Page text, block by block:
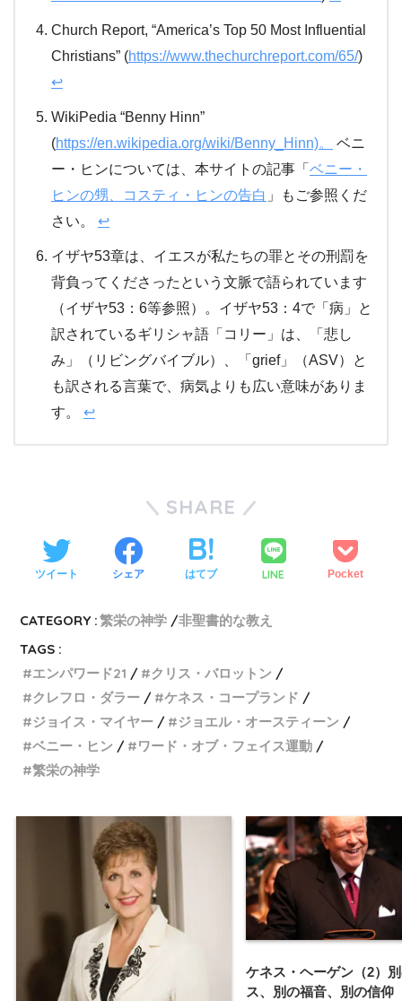
Church Report, “America’s Top 50 Most Influential
Christians” (https://www.thechurchreport.com/65/)
↩
WikiPedia “Benny Hinn”
(https://en.wikipedia.org/wiki/Benny_Hinn)。
ベニ
ー・ヒンについては、本サイトの記事「 ベニー・
ヒンの甥、コスティ・ヒンの告白 」もご参照くだ
さい。 ↩
イザヤ53章は、イエスが私たちの罪とその刑罰を
背負ってくださったという文脈で語られています
（イザヤ53：6等参照）。イザヤ53：4で「病」と
訳されているギリシャ語「コリー」は、「悲し
み」（リビングバイブル）、「grief」（ASV）と
も訳される言葉で、病気よりも広い意味がありま
す。 ↩
SHARE
ツイート シェア はてブ LINE Pocket
CATEGORY :繁栄の神学
非聖書的な教え
TAGS :
エンパワード21
クリス・バロットン
クレフロ・ダラー
ケネス・コープランド
ジョイス・マイヤー
ジョエル・オースティーン
ベニー・ヒン
ワード・オブ・フェイス運動
繁栄の神学
ケネス・ヘーゲン（2）
ス、別の福音、別の信仰